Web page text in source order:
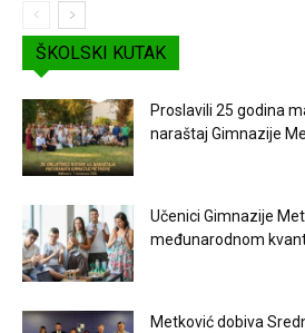
ŠKOLSKI KUTAK
Proslavili 25 godina
naraštaj Gimnazije
Učenici Gimnazije
međunarodnom
Metković dobiva